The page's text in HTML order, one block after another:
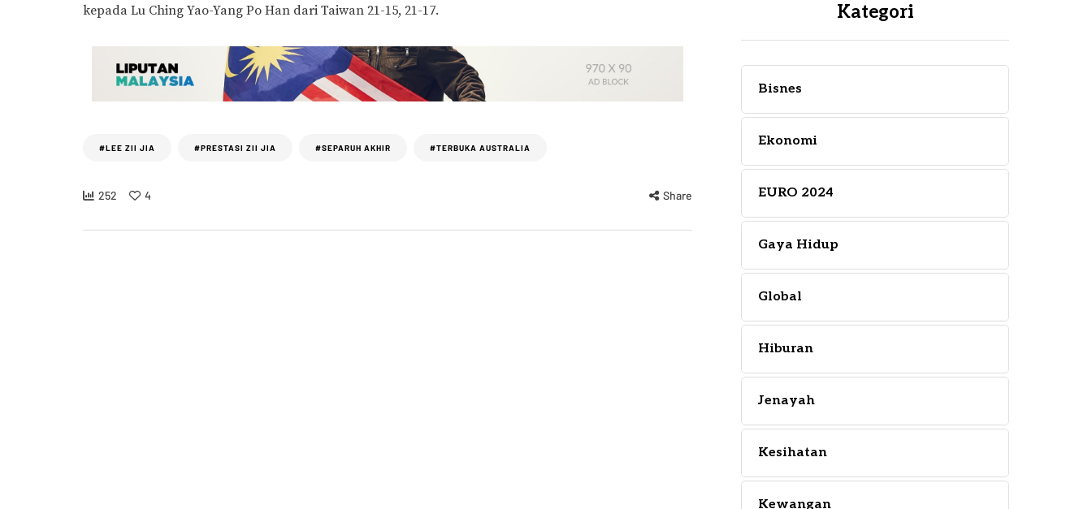
kepada Lu Ching Yao-Yang Po Han dari Taiwan 21-15, 21-17.
#LEE ZII JIA #PRESTASI ZII JIA #SEPARUH AKHIR #TERBUKA AUSTRALIA
252 4 Share
Kategori
Bisnes
Ekonomi
EURO 2024
Gaya Hidup
Global
Hiburan
Jenayah
Kesihatan
Kewangan